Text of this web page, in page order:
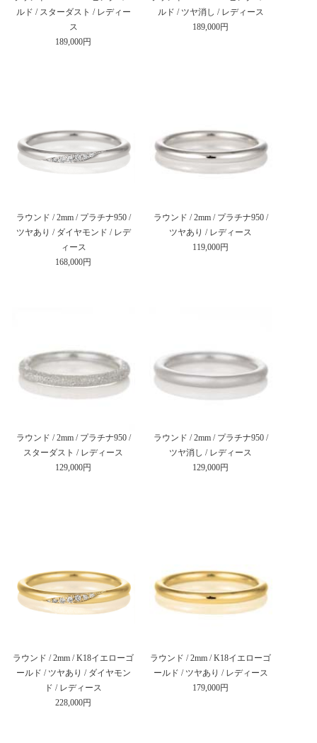
ルド / スターダスト / レディー
ス
189,000円
ルド / ツヤ消し / レディース
189,000円
ラウンド / 2mm / プラチナ950 /
ツヤあり / ダイヤモンド / レデ
ィース
168,000円
ラウンド / 2mm / プラチナ950 /
ツヤあり / レディース
119,000円
ラウンド / 2mm / プラチナ950 /
スターダスト / レディース
129,000円
ラウンド / 2mm / プラチナ950 /
ツヤ消し / レディース
129,000円
ラウンド / 2mm / K18イエローゴ
ールド / ツヤあり / ダイヤモン
ド / レディース
228,000円
ラウンド / 2mm / K18イエローゴ
ールド / ツヤあり / レディース
179,000円